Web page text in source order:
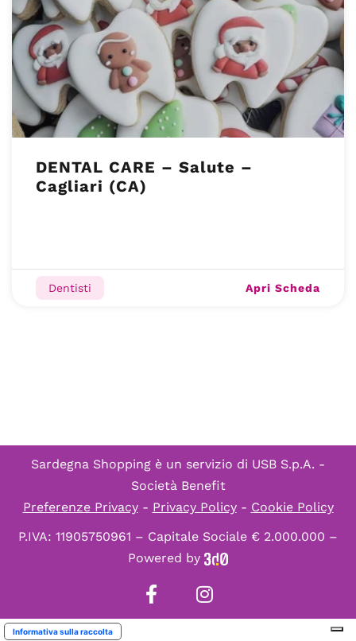
DENTAL CARE – Salute –
Cagliari (CA)
Dentisti Apri Scheda
Sardegna Shopping è un servizio di USB S.p.A. -
Società Benefit
Preferenze Privacy- Privacy Policy- Cookie Policy
P.IVA: 11905750961 – Capitale Sociale € 2.000.000 –
Powered by
Informativa sulla raccolta